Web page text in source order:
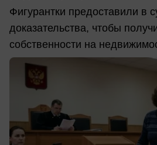
Фигурантки предоставили в
доказательства, чтобы
собственности на